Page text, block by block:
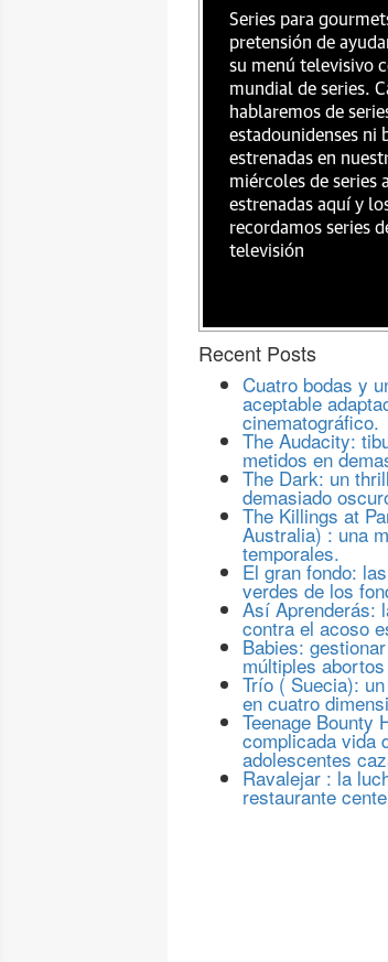
Series para
pretensión de
su menú televisivo
mundial de series.
hablaremos de
estadounidenses ni
estrenadas en
miércoles de series
estrenadas aquí y
recordamos series
televisión
Recent Posts
Cuatro bodas y
aceptable
cinematográfico.
The Audacity:
metidos en
The Dark: un
demasiado
The Killings at
Australia) : una
temporales.
El gran fondo:
verdes de los
Así Aprenderás:
contra el acoso
Babies:
múltiples
Trío ( Suecia):
en cuatro
Teenage Bounty
complicada vida
adolescentes
Ravalejar : la
restaurante